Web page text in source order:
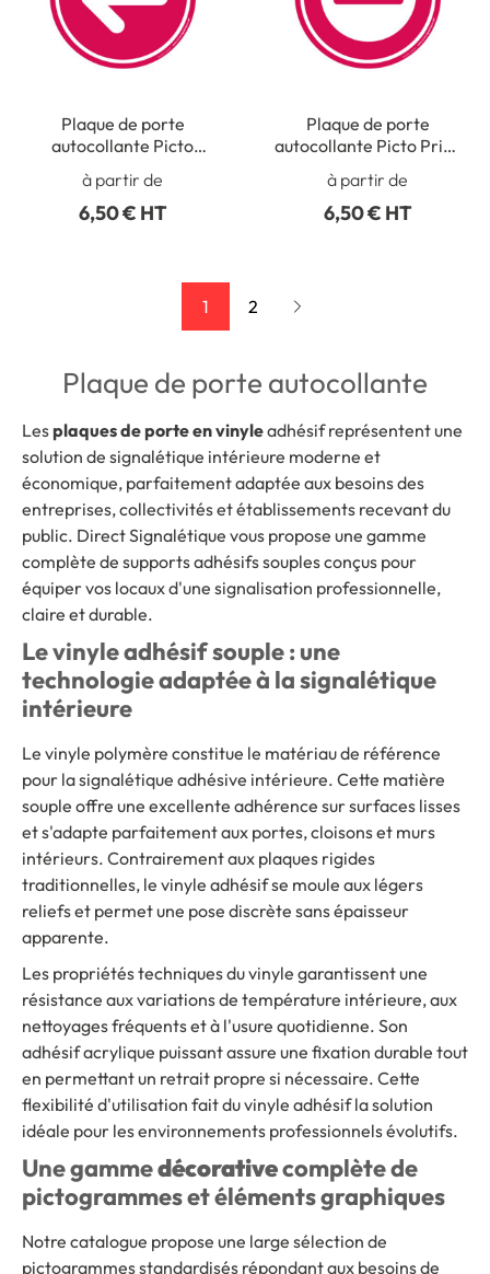
Plaque de porte
autocollante Picto
à partir de
6,50 € HT
Plaque de porte
autocollante Picto Privé
à partir de
6,50 € HT
1 2
Plaque de porte autocollante
Lesplaques de porte en vinyleadhésif représentent une
solution de signalétique intérieure moderne et
économique, parfaitement adaptée aux besoins des
entreprises, collectivités et établissements recevant du
public. Direct Signalétique vous propose une gamme
complète de supports adhésifs souples conçus pour
équiper vos locaux d'une signalisation professionnelle,
claire et durable.
Le vinyle adhésif souple : une
technologie adaptée à la signalétique
intérieure
Le vinyle polymère constitue le matériau de référence
pour la signalétique adhésive intérieure. Cette matière
souple offre une excellente adhérence sur surfaces lisses
et s'adapte parfaitement aux portes, cloisons et murs
intérieurs. Contrairement aux plaques rigides
traditionnelles, le vinyle adhésif se moule aux légers
reliefs et permet une pose discrète sans épaisseur
apparente.
Les propriétés techniques du vinyle garantissent une
résistance aux variations de température intérieure, aux
nettoyages fréquents et à l'usure quotidienne. Son
adhésif acrylique puissant assure une fixation durable tout
en permettant un retrait propre si nécessaire. Cette
flexibilité d'utilisation fait du vinyle adhésif la solution
idéale pour les environnements professionnels évolutifs.
Une gammedécorativecomplète de
pictogrammes et éléments graphiques
Notre catalogue propose une large sélection de
pictogrammes standardisés répondant aux besoins de